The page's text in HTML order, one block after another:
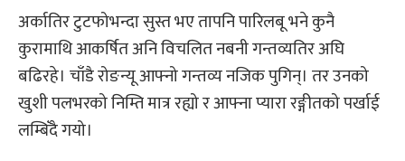
अर्कातिर टुटफोभन्दा सुस्त भए तापनि पारिलबू भने कुनै
कुरामाथि आकर्षित अनि विचलित नबनी गन्तव्यतिर अघि
बढिरहे। चाँडै रोङन्यू आफ्नो गन्तव्य नजिक पुगिन्। तर उनको
खुशी पलभरको निम्ति मात्र रह्यो र आफ्ना प्यारा रङ्गीतको पर्खाई
लम्बिँदै गयो।